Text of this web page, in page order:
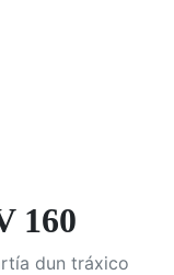
160
dun tráxico